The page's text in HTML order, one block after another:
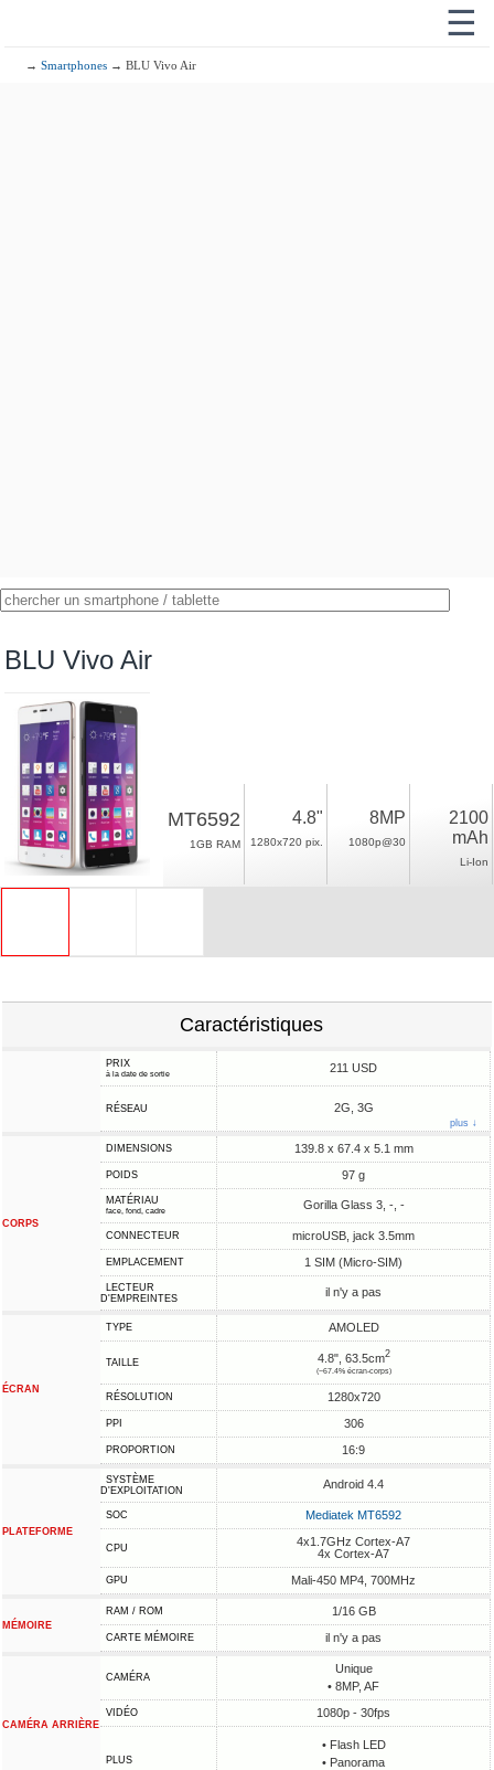
☰
→Smartphones → BLU Vivo Air
BLU Vivo Air
MT6592
1GB RAM
4.8"
1280x720 pix.
8MP
1080p@30
2100
mAh
Li-Ion
Caractéristiques
PRIX
à la date de sortie 211 USD
RÉSEAU 2G, 3G
plus ↓
CORPS
DIMENSIONS 139.8 x 67.4 x 5.1 mm
POIDS 97 g
MATÉRIAU
face, fond, cadre Gorilla Glass 3, -, -
CONNECTEUR microUSB, jack 3.5mm
EMPLACEMENT 1 SIM (Micro-SIM)
LECTEUR
D'EMPREINTES
il n'y a pas
ÉCRAN
TYPE AMOLED
TAILLE 4.8", 63.5cm2
(~67.4% écran-corps)
RÉSOLUTION 1280x720
PPI 306
PROPORTION 16:9
PLATEFORME
SYSTÈME
D'EXPLOITATION
Android 4.4
SOC Mediatek MT6592
CPU
4x1.7GHz Cortex-A7
4x Cortex-A7
GPU Mali-450 MP4, 700MHz
MÉMOIRE
RAM / ROM 1/16 GB
CARTE MÉMOIRE il n'y a pas
CAMÉRA ARRIÈRE
CAMÉRA
Unique
• 8MP, AF
VIDÉO 1080p - 30fps
PLUS
• Flash LED
• Panorama